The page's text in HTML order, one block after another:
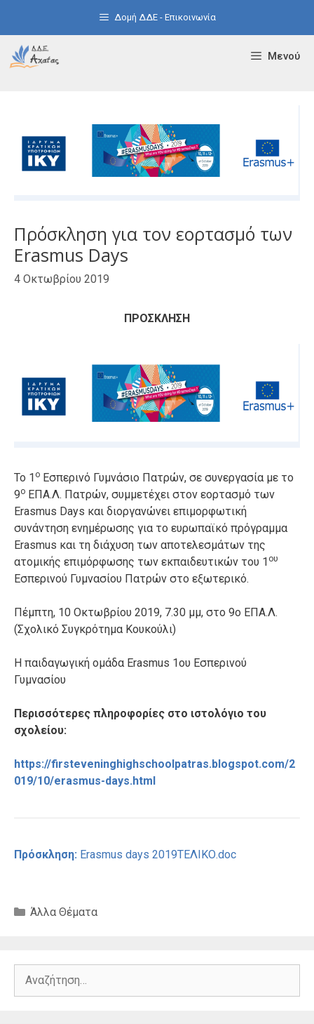
Δομή ΔΔΕ - Επικοινωνία
Μενού
Πρόσκληση για τον εορτασμό των
Erasmus Days
4 Οκτωβρίου 2019
ΠΡΟΣΚΛΗΣΗ
Το 1 ο Εσπερινό Γυμνάσιο Πατρών, σε συνεργασία με το
9ο ΕΠΑ.Λ. Πατρών, συμμετέχει στον εορτασμό των
Erasmus Days και διοργανώνει επιμορφωτική
συνάντηση ενημέρωσης για το ευρωπαϊκό πρόγραμμα
Erasmus και τη διάχυση των αποτελεσμάτων της
ατομικής επιμόρφωσης των εκπαιδευτικών του 1 ου
Εσπερινού Γυμνασίου Πατρών στο εξωτερικό.
Πέμπτη, 10 Οκτωβρίου 2019, 7.30 μμ, στο 9ο ΕΠΑ.Λ.
(Σχολικό Συγκρότημα Κουκούλι)
Η παιδαγωγική ομάδα Erasmus 1ου Εσπερινού
Γυμνασίου
Περισσότερες πληροφορίες στο ιστολόγιο του
σχολείου:
https://firsteveninghighschoolpatras.blogspot.com/2
019/10/erasmus-days.html
Πρόσκληση: Erasmus days 2019ΤΕΛΙΚΟ.doc
Κατηγορίες
Άλλα Θέματα
Αναζήτηση